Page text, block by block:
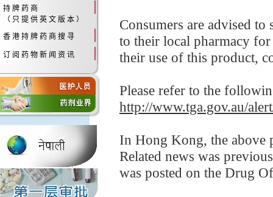
持 牌 药 商
（ 只 提 供 英 文 版 本 ）
香 港 持 牌 药 商 搜 寻
订 阅 药 物 新 闻 资 讯
Consumers are advised
to their local pharmacy
their use of this product,
Please refer to the
http://www.tga.gov.au/
In Hong Kong, the above
Related news was
was posted on the Drug